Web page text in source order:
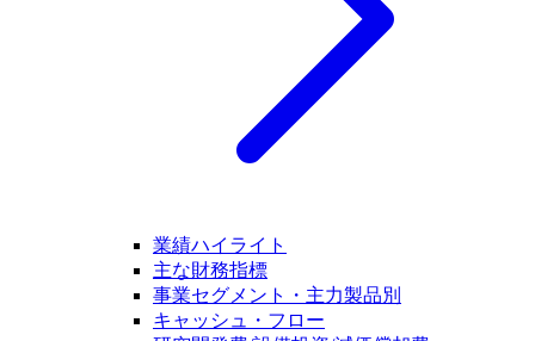
業績ハイライト
主な財務指標
事業セグメント・主力製品別
キャッシュ・フロー